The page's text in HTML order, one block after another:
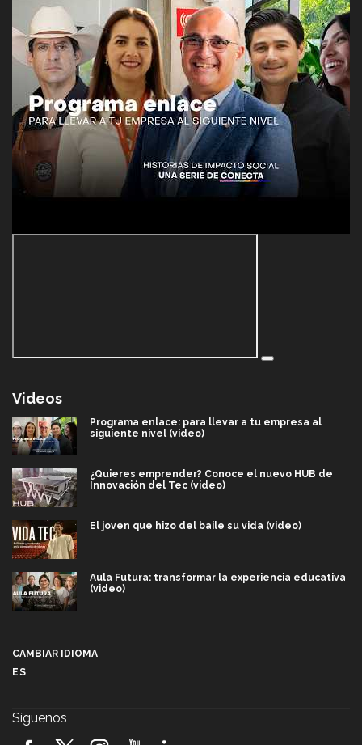
Videos
Programa enlace: para llevar a tu empresa al
siguiente nivel (video)
¿Quieres emprender? Conoce el nuevo HUB de
Innovación del Tec (video)
El joven que hizo del baile su vida (video)
Aula Futura: transformar la experiencia educativa
(video)
CAMBIAR IDIOMA
ES
Síguenos